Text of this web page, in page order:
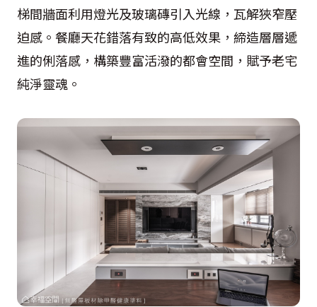
梯間牆面利用燈光及玻璃磚引入光線，瓦解狹窄壓
迫感。餐廳天花錯落有致的高低效果，締造層層遞
進的俐落感，構築豐富活潑的都會空間，賦予老宅
純淨靈魂。